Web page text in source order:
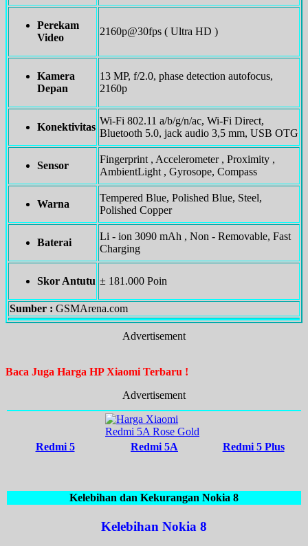
Perekam
Video
2160p@30fps ( Ultra HD )
Kamera
Depan
13 MP, f/2.0, phase detection autofocus,
2160p
Konektivitas
Wi-Fi 802.11 a/b/g/n/ac, Wi-Fi Direct,
Bluetooth 5.0, jack audio 3,5 mm, USB OTG
Sensor
Fingerprint , Accelerometer , Proximity ,
AmbientLight , Gyrosope, Compass
Warna
Tempered Blue, Polished Blue, Steel,
Polished Copper
Baterai
Li - ion 3090 mAh , Non - Removable, Fast
Charging
Skor Antutu ± 181.000 Poin
Sumber : GSMArena.com
Advertisement
Baca Juga Harga HP Xiaomi Terbaru !
Advertisement
Redmi 5 Redmi 5A Redmi 5 Plus
Kelebihan dan Kekurangan Nokia 8
Kelebihan Nokia 8